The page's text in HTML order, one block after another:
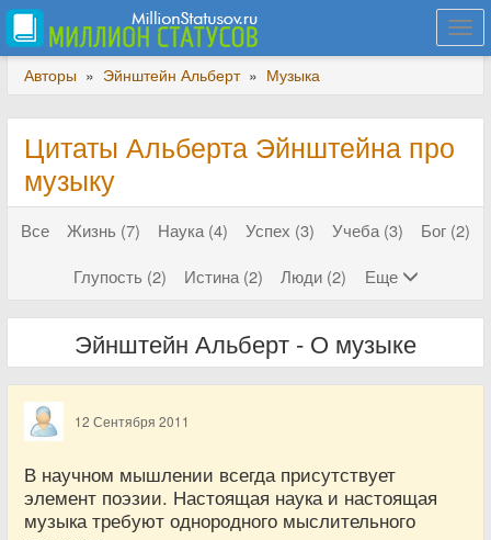
Авторы » Эйнштейн Альберт » Музыка
Цитаты Альберта Эйнштейна про
музыку
Все Жизнь (7) Наука (4) Успех (3) Учеба (3)
Бог (2)
Глупость (2)
Истина (2) Люди (2) Еще
Эйнштейн Альберт - О музыке
12 Сентября 2011
В научном мышлении всегда присутствует
элемент поэзии. Настоящая наука и настоящая
музыка требуют однородного мыслительного